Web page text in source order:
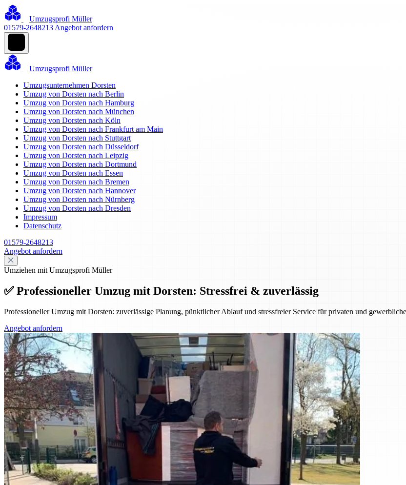
Umzugsprofi Müller
01579-2648213 Angebot anfordern
Umzugsprofi Müller
Umzugsunternehmen Dorsten
Umzug von Dorsten nach Berlin
Umzug von Dorsten nach Hamburg
Umzug von Dorsten nach München
Umzug von Dorsten nach Köln
Umzug von Dorsten nach Frankfurt am Main
Umzug von Dorsten nach Stuttgart
Umzug von Dorsten nach Düsseldorf
Umzug von Dorsten nach Leipzig
Umzug von Dorsten nach Dortmund
Umzug von Dorsten nach Essen
Umzug von Dorsten nach Bremen
Umzug von Dorsten nach Hannover
Umzug von Dorsten nach Nürnberg
Umzug von Dorsten nach Dresden
Impressum
Datenschutz
01579-2648213
Angebot anfordern
Umziehen mit Umzugsprofi Müller
✅ Professioneller Umzug mit Dorsten: Stressfrei & zuverlässig
Professioneller Umzug mit Dorsten: zuverlässige Planung, pünktlicher Ablauf und stressfreier Service für privaten und
Angebot anfordern